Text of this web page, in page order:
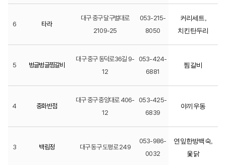
6 타라
대구 중구 달구벌대로
2109-25
053-215-
8050
커리세트,
치킨탄두리
5 벙글벙글찜갈비
대구 중구 동덕로36길 9-
12
053-424-
6881
찜갈비
4 중화반점
대구 중구 중앙대로 406-
12
053-425-
6839
야끼우동
3 백림정 대구 동구 도평로 249
053-986-
0032
연잎한방백숙,
옻닭